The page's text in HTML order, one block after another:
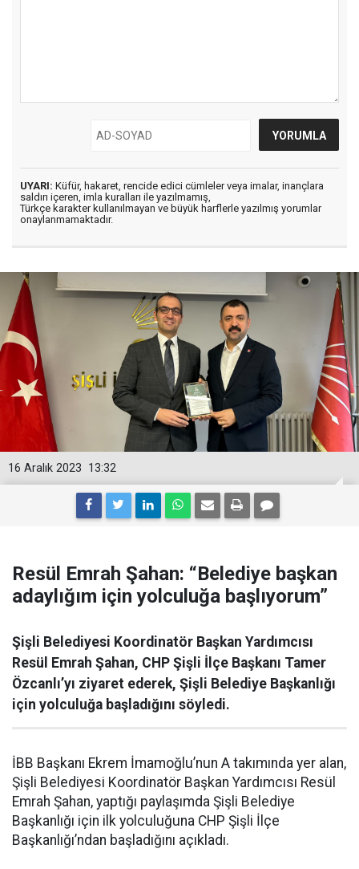
UYARI: Küfür, hakaret, rencide edici cümleler veya imalar, inançlara
saldırı içeren, imla kuralları ile yazılmamış,
Türkçe karakter kullanılmayan ve büyük harflerle yazılmış yorumlar
onaylanmamaktadır.
13:32
16 Aralık 2023
Resül Emrah Şahan: “Belediye başkan
adaylığım için yolculuğa başlıyorum”
Şişli Belediyesi Koordinatör Başkan Yardımcısı
Resül Emrah Şahan, CHP Şişli İlçe Başkanı Tamer
Özcanlı’yı ziyaret ederek, Şişli Belediye Başkanlığı
için yolculuğa başladığını söyledi.
İBB Başkanı Ekrem İmamoğlu’nun A takımında yer alan,
Şişli Belediyesi Koordinatör Başkan Yardımcısı Resül
Emrah Şahan, yaptığı paylaşımda Şişli Belediye
Başkanlığı için ilk yolculuğuna CHP Şişli İlçe
Başkanlığı’ndan başladığını açıkladı.